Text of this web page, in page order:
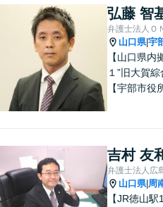
弘藤 智
弁護士法人Ｏ
山口県|宇
【山口県内
１”旧大賀綜
【宇部市役
相談くださ
吉村 友
弁護士法人広
山口県| 周
【JR徳山